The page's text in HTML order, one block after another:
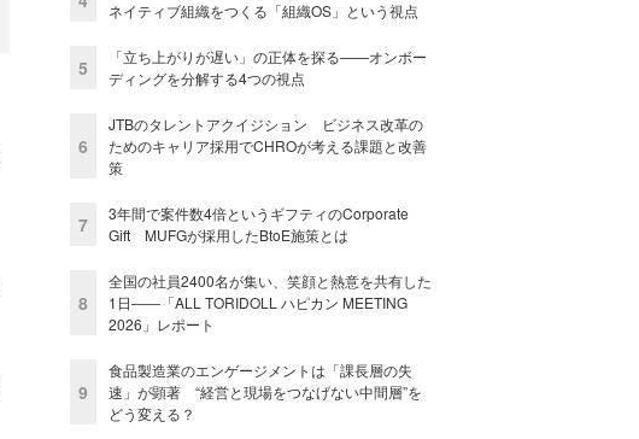
ネイティブ組織をつくる「組織OS」という視点
5
「立ち上がりが遅い」の正体を探る——オンボー
ディングを分解する4つの視点
6
JTBのタレントアクイジション ビジネス改革の
ためのキャリア採用でCHROが考える課題と改善
策
7
3年間で案件数4倍というギフティのCorporate
Gift MUFGが採用したBtoE施策とは
8
全国の社員2400名が集い、笑顔と熱意を共有した
1日――「ALL TORIDOLL ハピカン MEETING
2026」レポート
9
食品製造業のエンゲージメントは「課長層の失
速」が顕著 “経営と現場をつなげない中間層”を
どう変える？